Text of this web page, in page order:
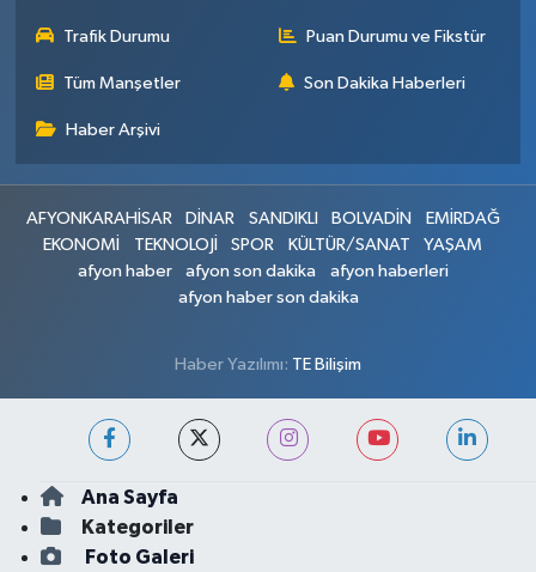
Trafik Durumu Puan Durumu ve Fikstür
Tüm Manşetler Son Dakika Haberleri
Haber Arşivi
AFYONKARAHİSAR DİNAR SANDIKLI BOLVADİN
EMİRDAĞ
EKONOMİ
TEKNOLOJİ SPOR KÜLTÜR/SANAT
YAŞAM
afyon haber
afyon son dakika
afyon haberleri
afyon haber son dakika
Haber Yazılımı: TE Bilişim
Ana Sayfa
Kategoriler
Foto Galeri